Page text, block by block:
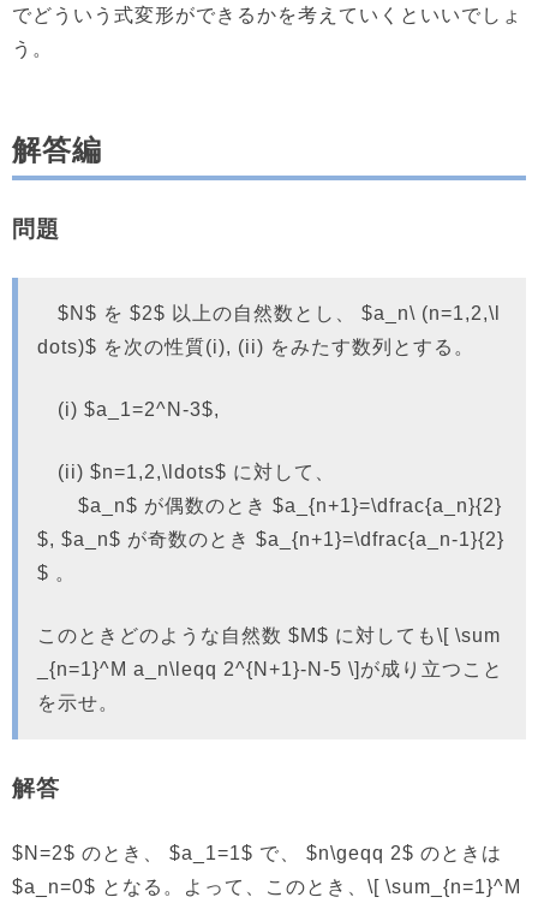
でどういう式変形ができるかを考えていくといいでしょ
う。
解答編
問題
$N$ を $2$ 以上の自然数とし、 $a_n\ (n=1,2,\l
dots)$ を次の性質(i), (ii) をみたす数列とする。
(i) $a_1=2^N-3$,
(ii) $n=1,2,\ldots$ に対して、
$a_n$ が偶数のとき $a_{n+1}=\dfrac{a_n}{2}
$, $a_n$ が奇数のとき $a_{n+1}=\dfrac{a_n-1}{2}
$ 。
このときどのような自然数 $M$ に対しても\[ \sum
_{n=1}^M a_n\leqq 2^{N+1}-N-5 \]が成り立つこと
を示せ。
解答
$N=2$ のとき、 $a_1=1$ で、 $n\geqq 2$ のときは
$a_n=0$ となる。よって、このとき、\[ \sum_{n=1}^M